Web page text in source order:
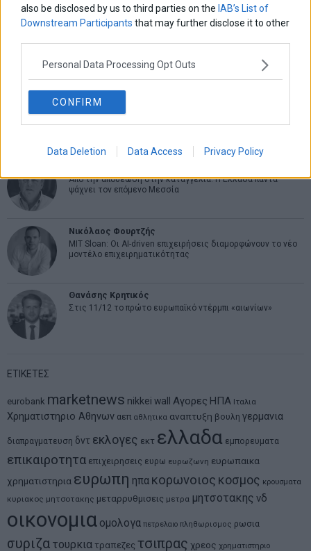
also be disclosed by us to third parties on the IAB’s List of
Downstream Participants that may further disclose it to other
Personal Data Processing Opt Outs
CONFIRM
Data Deletion Data Access Privacy Policy
Σταματίνα Σταματάκου
Η βία κατά των ζώων δεν αντέχει βολικές ερμηνείες
Από την αποθέωση στην καταγγελία: Η Ελλάδα πάντα
ψάχνει τον επόμενο Μεσσία
Νικόλαος Φουρτζής
MIT Sloan: Οι AI-driven επιχειρήσεις διαμορφώνουν το νέο
μοντέλο επιχειρηματικότητας
Θανάσης Κρητικός
Στις 11/12 το πρώτο ευρωπαϊκό ντέρμπι «αιωνίων»
ΕΤΙΚΕΤΕΣ
eurobank marketnews nikkei wall Αγορες ΗΠΑ Ιταλια
Χρηματιστηριο Αθηνων αεπ αθλητικα αναπτυξη βουλη γερμανια
διαπραγματευση δντ εκλογες εκτ ελλαδα εμπορευματα
επικαιροτητα επιχειρησεις ευρω ευρωζωνη ευρωπαικα
χρηματιστηρια ευρωπη ηπα κορωνοιος κοσμος κρουσματα
κυριακος μητσοτακης μεταρρυθμισεις μετρα μητσοτακης νδ
οικονομια ομολογα πετρελαιο πληθωρισμος ρωσια
συριζα τουρκια τραπεζες τσιπρας χρεος χρηματιστηριο